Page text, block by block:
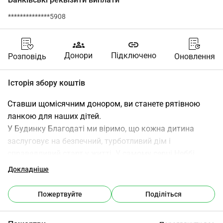
**************5908
Розповідь
groups
Донори
link
Підключено Оновлення
Історія збору коштів
Ставши щомісячним донором, ви станете рятівною
ланкою для наших дітей.
У Будинку Благодаті ми віримо, що кожна дитина
заслуговує на безпечний, турботливий дім і
розташованому в одному з найбільш обділених
притулок для дітей, які були покинуті або залишилися
сиротами.
Докладніше
Пожертвуйте Поділіться